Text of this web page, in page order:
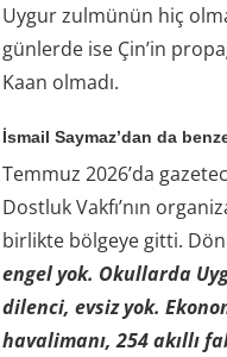
Uygur zulmünün hiç
günlerde ise Çin’in
Kaan olmadı.
İsmail Saymaz’dan da
Temmuz 2026’da
Dostluk Vakfı’nın
birlikte bölgeye gitti.
engel yok. Okullarda
dilenci, evsiz yok.
havalimanı, 254 akıllı